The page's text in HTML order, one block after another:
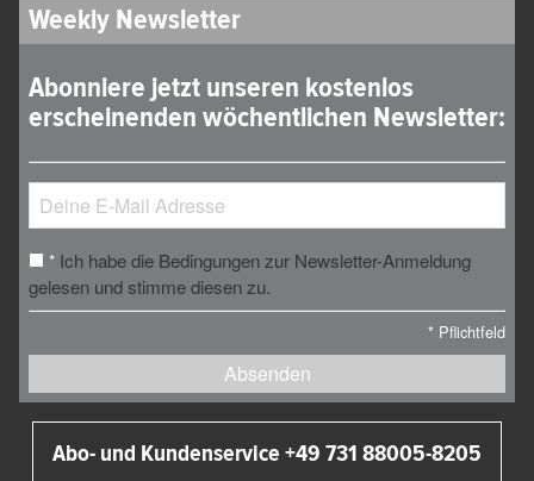
Weekly Newsletter
Abonniere jetzt unseren kostenlos
erscheinenden wöchentlichen Newsletter:
* Ich habe die Bedingungen zur Newsletter-Anmeldung
gelesen und stimme diesen zu.
* Pflichtfeld
Absenden
Abo- und Kundenservice +49 731 88005-8205